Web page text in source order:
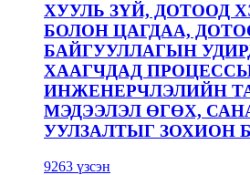
ХУУЛЬ ЗҮЙ, ДОТООД
БОЛОН ЦАГДАА,
БАЙГУУЛЛАГЫН
ХААГЧДАД
ИНЖЕНЕРЧЛЭЛИЙН
МЭДЭЭЛЭЛ ӨГӨХ,
УУЛЗАЛТЫГ ЗОХИОН
9263 үзсэн